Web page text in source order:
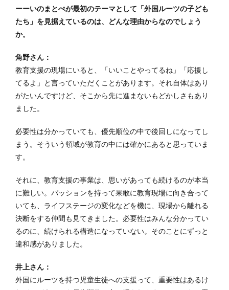
ーーいのまとぺが最初のテーマとして「外国ルーツの子ども
たち」を見据えているのは、どんな理由からなのでしょう
か。
角野さん：
教育支援の現場にいると、「いいことやってるね」「応援し
てるよ」と言っていただくことがあります。それ自体はあり
がたいんですけど、そこから先に進まないもどかしさもあり
ました。
必要性は分かっていても、優先順位の中で後回しになってし
まう。そういう領域が教育の中には確かにあると思っていま
す。
それに、教育支援の事業は、思いがあっても続けるのが本当
に難しい。パッションを持って果敢に教育現場に向き合って
いても、ライフステージの変化などを機に、現場から離れる
決断をする仲間も見てきました。必要性はみんな分かってい
るのに、続けられる構造になっていない。そのことにずっと
違和感がありました。
井上さん：
外国にルーツを持つ児童生徒への支援って、重要性はあるけ